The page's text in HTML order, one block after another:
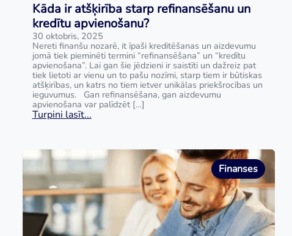
Kāda ir atšķirība starp refinansēšanu un
kredītu apvienošanu?
30 oktobris, 2025
Nereti finanšu nozarē, it īpaši kreditēšanas un aizdevumu
jomā tiek pieminēti termini “refinansēšana” un “kredītu
apvienošana”. Lai gan šie jēdzieni ir saistīti un dažreiz pat
tiek lietoti ar vienu un to pašu nozīmi, starp tiem ir būtiskas
atšķirības, un katrs no tiem ietver unikālas priekšrocības un
ieguvumus. Gan refinansēšana, gan aizdevumu
apvienošana var palīdzēt […]
Turpini lasīt...
Finanses